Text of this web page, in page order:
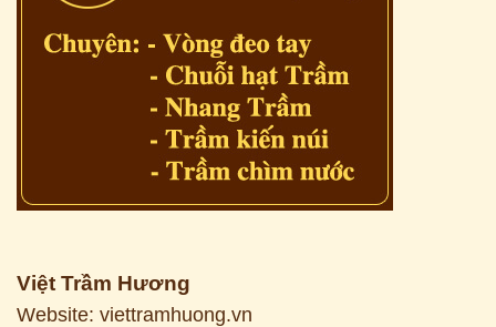
Việt Trầm Hương
Website: viettramhuong.vn